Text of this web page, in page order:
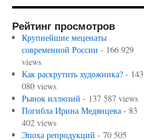
Рейтинг просмотров
Крупнейшие меценаты
современной России - 166 929
views
Как раскрутить художника?- 143
080 views
Рынок иллюзий - 137 587 views
Погибла Ирина Медянцева- 83
402 views
Эпоха репродукций - 70 505